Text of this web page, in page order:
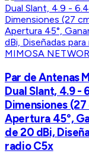
MIMOSA
Par de Antenas
Dual Slant, 4.9 -
Dimensiones
Apertura 45°,
de 20 dBi,
radio C5x